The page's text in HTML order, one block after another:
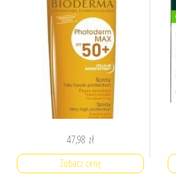
47,98 zł
Zobacz cenę